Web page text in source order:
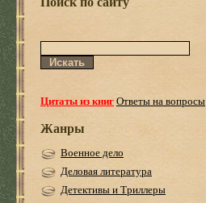
Цитаты из книгОтветы на вопросы
Жанры
Военное дело
Деловая литература
Детективы и Триллеры